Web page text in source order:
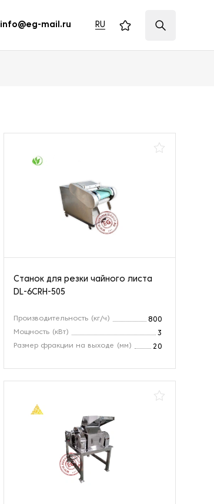
info@eg-mail.ru RU
Станок для резки чайного листа
DL-6CRH-505
Производительность (кг/ч)
800
Мощность (кВт)
3
Размер фракции на выходе (мм)
20